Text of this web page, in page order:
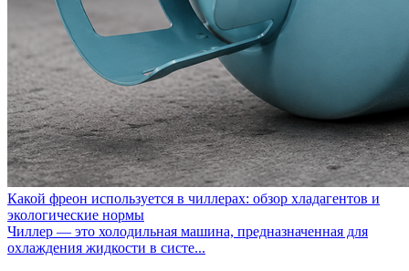
Какой фреон используется в чиллерах: обзор хладагентов и
экологические нормы
Чиллер — это холодильная машина, предназначенная для
охлаждения жидкости в систе...